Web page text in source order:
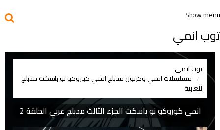
Show menu
توب انمي
توب انمي
مسلسلات انمي وكرتون مدبلجانمي كوروكو نو باسكت مدبلج
للعربية
انمي كوروكو نو باسكت الجزء الثالث مدبلج عربي الحلقة 2